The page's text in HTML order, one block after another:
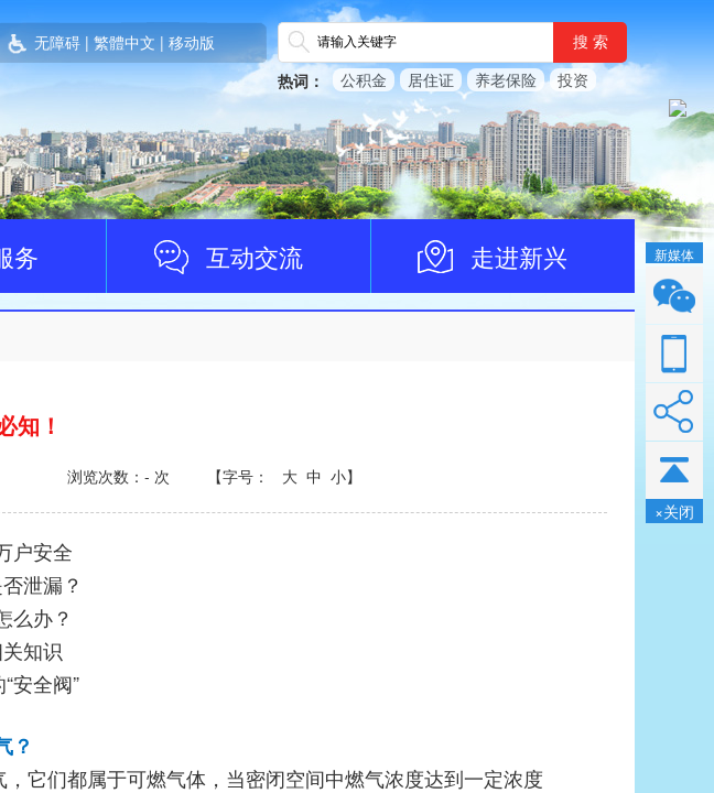
无障碍 | 繁體中文 | 移动版 搜 索
热词： 公积金 居住证 养老保险 投资
务 互动交流 走进新兴
知！
浏览次数： - 次 【字号： 大 中 小】
户安全
泄漏？
么办？
知识
安全阀”
？
它们都属于可燃气体，当密闭空间中燃气浓度达到一定浓度
新媒体
×关闭